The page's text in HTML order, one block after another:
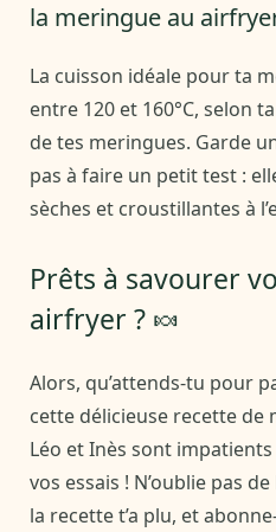
la meringue au
La cuisson idéale pour ta
entre 120 et 160°C, selon
de tes meringues. Garde
pas à faire un petit test :
sèches et croustillantes à
Prêts à savourer
airfryer ? 🍬
Alors, qu’attends-tu pour
cette délicieuse recette de
Léo et Inès sont
vos essais ! N’oublie pas de
la recette t’a plu, et